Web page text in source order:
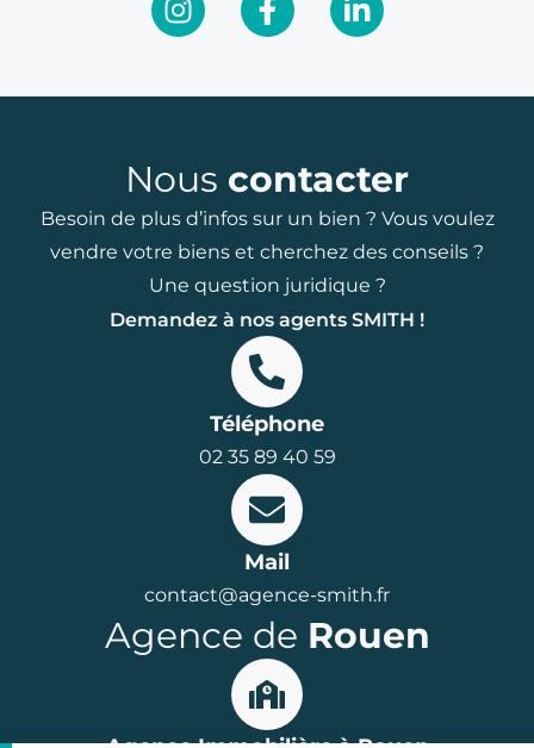
Nous contacter
Besoin de plus d’infos sur un bien ? Vous voulez
vendre votre biens et cherchez des conseils ?
Une question juridique ?
Demandez à nos agents SMITH !
Téléphone
02 35 89 40 59
Mail
contact@agence-smith.fr
Agence de Rouen